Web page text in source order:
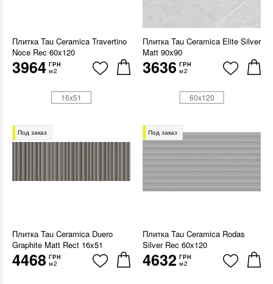
Плитка Tau Ceramica Travertino
Noce Rec 60x120
3964 ГРН
м2
Плитка Tau Ceramica Elite Silver
Matt 90x90
3636 ГРН
м2
Под заказ
Плитка Tau Ceramica Duero
Graphite Matt Rect 16x51
4468 ГРН
м2
16x51
Под заказ
Плитка Tau Ceramica Rodas
Silver Rec 60x120
4632 ГРН
м2
60x120